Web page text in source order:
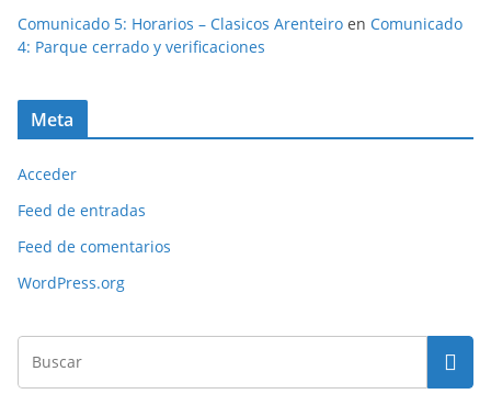
Comunicado 5: Horarios – Clasicos Arenteiro en Comunicado
4: Parque cerrado y verificaciones
Meta
Acceder
Feed de entradas
Feed de comentarios
WordPress.org